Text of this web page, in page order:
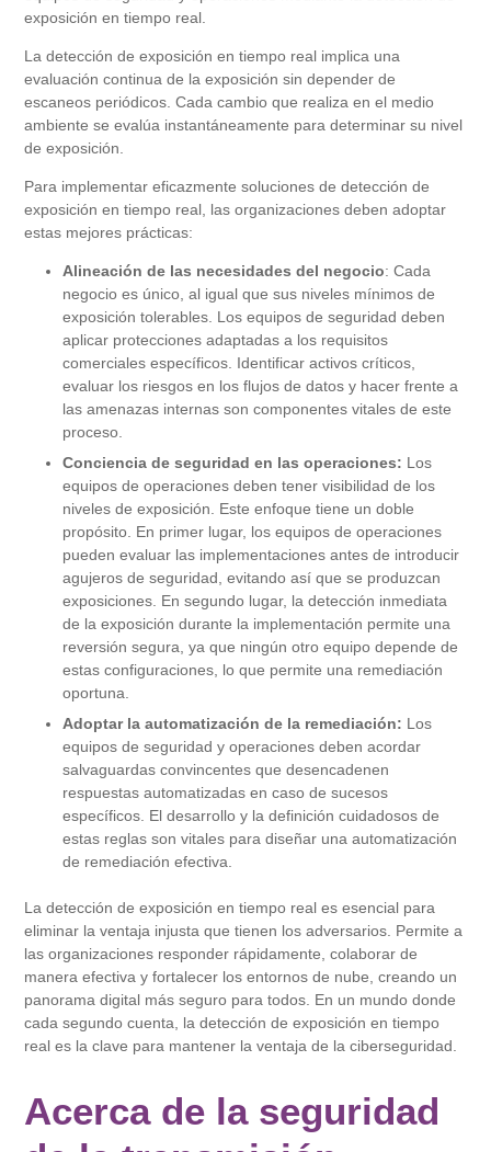
exposición en tiempo real.
La detección de exposición en tiempo real implica una
evaluación continua de la exposición sin depender de
escaneos periódicos. Cada cambio que realiza en el medio
ambiente se evalúa instantáneamente para determinar su nivel
de exposición.
Para implementar eficazmente soluciones de detección de
exposición en tiempo real, las organizaciones deben adoptar
estas mejores prácticas:
Alineación de las necesidades del negocio: Cada
negocio es único, al igual que sus niveles mínimos de
exposición tolerables. Los equipos de seguridad deben
aplicar protecciones adaptadas a los requisitos
comerciales específicos. Identificar activos críticos,
evaluar los riesgos en los flujos de datos y hacer frente a
las amenazas internas son componentes vitales de este
proceso.
Conciencia de seguridad en las operaciones: Los
equipos de operaciones deben tener visibilidad de los
niveles de exposición. Este enfoque tiene un doble
propósito. En primer lugar, los equipos de operaciones
pueden evaluar las implementaciones antes de introducir
agujeros de seguridad, evitando así que se produzcan
exposiciones. En segundo lugar, la detección inmediata
de la exposición durante la implementación permite una
reversión segura, ya que ningún otro equipo depende de
estas configuraciones, lo que permite una remediación
oportuna.
Adoptar la automatización de la remediación: Los
equipos de seguridad y operaciones deben acordar
salvaguardas convincentes que desencadenen
respuestas automatizadas en caso de sucesos
específicos. El desarrollo y la definición cuidadosos de
estas reglas son vitales para diseñar una automatización
de remediación efectiva.
La detección de exposición en tiempo real es esencial para
eliminar la ventaja injusta que tienen los adversarios. Permite a
las organizaciones responder rápidamente, colaborar de
manera efectiva y fortalecer los entornos de nube, creando un
panorama digital más seguro para todos. En un mundo donde
cada segundo cuenta, la detección de exposición en tiempo
real es la clave para mantener la ventaja de la ciberseguridad.
Acerca de la seguridad